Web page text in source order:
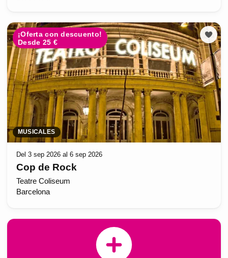
¡Oferta con descuento!
Desde 25 €
MUSICALES
Del 3 sep 2026 al 6 sep 2026
Cop de Rock
Teatre Coliseum
Barcelona